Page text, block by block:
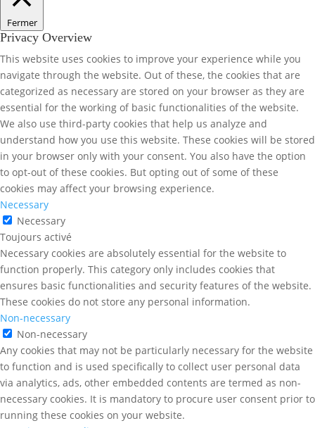
Fermer
Privacy Overview
This website uses cookies to improve your experience while you
navigate through the website. Out of these, the cookies that are
categorized as necessary are stored on your browser as they are
essential for the working of basic functionalities of the website.
We also use third-party cookies that help us analyze and
understand how you use this website. These cookies will be stored
in your browser only with your consent. You also have the option
to opt-out of these cookies. But opting out of some of these
cookies may affect your browsing experience.
Necessary
Necessary
Toujours activé
Necessary cookies are absolutely essential for the website to
function properly. This category only includes cookies that
ensures basic functionalities and security features of the website.
These cookies do not store any personal information.
Non-necessary
Non-necessary
Any cookies that may not be particularly necessary for the website
to function and is used specifically to collect user personal data
via analytics, ads, other embedded contents are termed as non-
necessary cookies. It is mandatory to procure user consent prior to
running these cookies on your website.